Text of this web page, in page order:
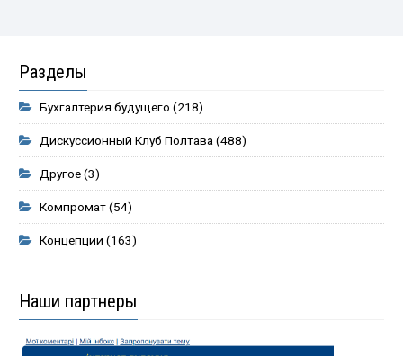
Разделы
Бухгалтерия будущего (218)
Дискуссионный Клуб Полтава(488)
Другое(3)
Компромат(54)
Концепции (163)
Наши партнеры